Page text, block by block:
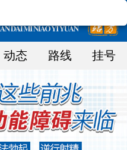
动态 路线 挂号